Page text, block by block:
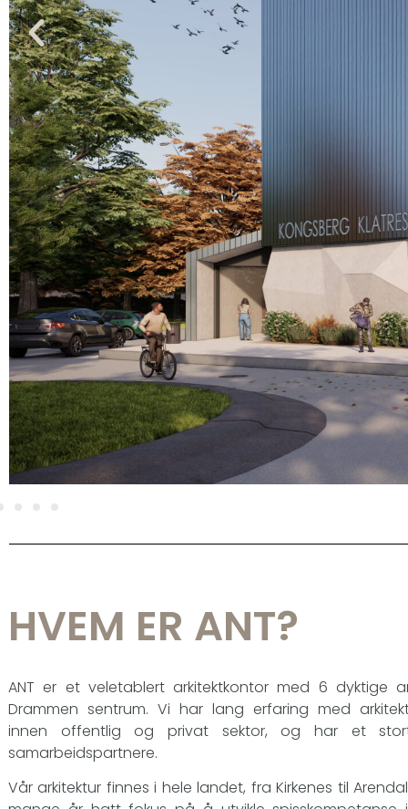
HVEM ER ANT?
ANT er et veletablert arkitektkontor med 6 dyktige
Drammen sentrum. Vi har lang erfaring med
innen offentlig og privat sektor, og har et
samarbeidspartnere.
Vår arkitektur finnes i hele landet, fra Kirkenes til